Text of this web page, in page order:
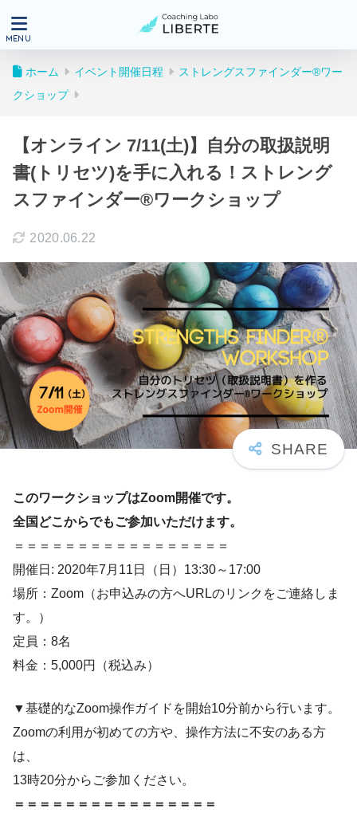
ホーム イベント開催日程
ストレングスファインダー®ワー
クショップ
【オンライン 7/11(土)】自分の取扱説明
書(トリセツ)を手に入れる！ストレング
スファインダー®ワークショップ
2020.06.22
このワークショップはZoom開催です。
全国どこからでもご参加いただけます。
＝＝＝＝＝＝＝＝＝＝＝＝＝＝＝＝＝
開催日: 2020年7月11日（日）13:30～17:00
場所：Zoom（お申込みの方へURLのリンクをご連絡しま
す。）
定員：8名
料金：5,000円（税込み）
▼基礎的なZoom操作ガイドを開始10分前から行います。
Zoomの利用が初めての方や、操作方法に不安のある方
は、
13時20分からご参加ください。
＝＝＝＝＝＝＝＝＝＝＝＝＝＝＝＝